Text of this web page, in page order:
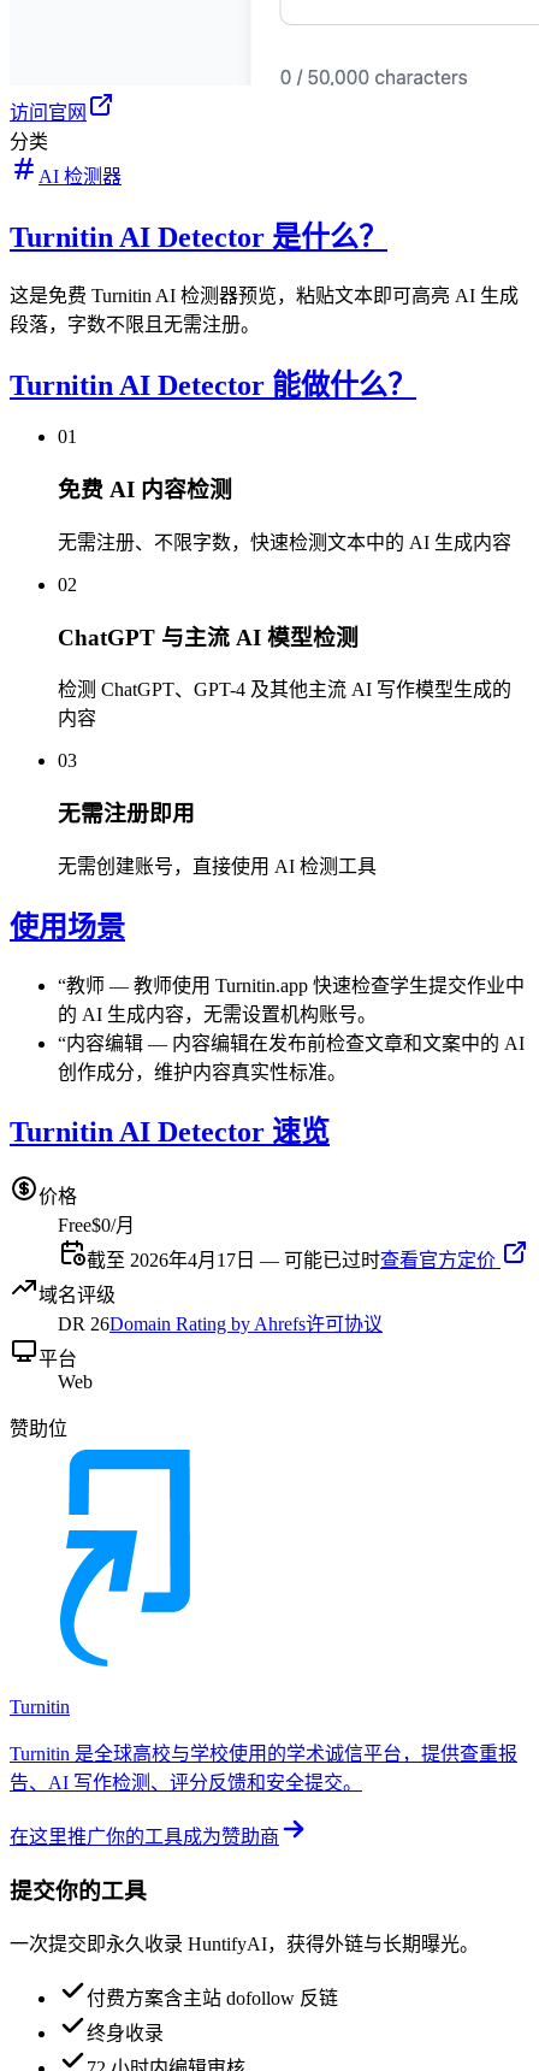
访问官网
分类
AI 检测器
Turnitin AI Detector 是什么？
这是免费 Turnitin AI 检测器预览，粘贴文本即可高亮 AI 生成
段落，字数不限且无需注册。
Turnitin AI Detector 能做什么？
01
免费 AI 内容检测
无需注册、不限字数，快速检测文本中的 AI 生成内容
02
ChatGPT 与主流 AI 模型检测
检测 ChatGPT、GPT-4 及其他主流 AI 写作模型生成的
内容
03
无需注册即用
无需创建账号，直接使用 AI 检测工具
使用场景
“教师 — 教师使用 Turnitin.app 快速检查学生提交作业中
的 AI 生成内容，无需设置机构账号。
“内容编辑 — 内容编辑在发布前检查文章和文案中的 AI
创作成分，维护内容真实性标准。
Turnitin AI Detector 速览
价格
Free$0/月
截至 2026年4月17日 — 可能已过时查看官方定价
域名评级
DR 26Domain Rating by Ahrefs许可协议
平台
Web
赞助位
Turnitin
Turnitin 是全球高校与学校使用的学术诚信平台，提供查重报
告、AI 写作检测、评分反馈和安全提交。
在这里推广你的工具成为赞助商
提交你的工具
一次提交即永久收录 HuntifyAI，获得外链与长期曝光。
付费方案含主站 dofollow 反链
终身收录